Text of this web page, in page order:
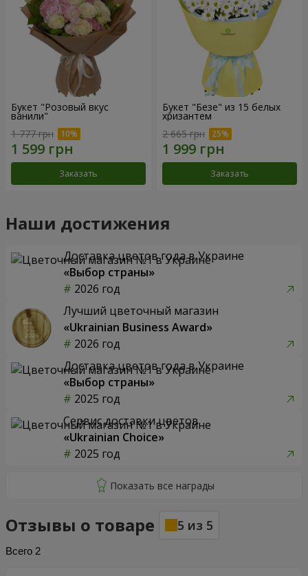
Букет "Розовый вкус
ванили"
1 777 грн
Заказать
Букет "Безе" из 15 белых
хризантем
2 665 грн
Заказать
Наши достижения
Доставка цветов года в Украине
«Выбор страны»
2026 год
Лучший цветочный магазин
«Ukrainian Business Award»
2026 год
Доставка цветов года в Украине
«Выбор страны»
2025 год
Сервис доставки цветов
«Ukrainian Choice»
2025 год
Отзывы о товаре 5 из 5
Всего 2